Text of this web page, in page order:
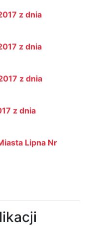
z dnia
z dnia
z dnia
z dnia
Lipna Nr